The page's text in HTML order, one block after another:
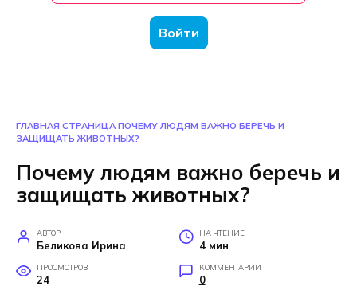
Войти
ГЛАВНАЯ СТРАНИЦА ПОЧЕМУ ЛЮДЯМ ВАЖНО БЕРЕЧЬ И
ЗАЩИЩАТЬ ЖИВОТНЫХ?
Почему людям важно беречь и
защищать животных?
АВТОР
Беликова Ирина
НА ЧТЕНИЕ
4 мин
ПРОСМОТРОВ
24
КОММЕНТАРИИ
0